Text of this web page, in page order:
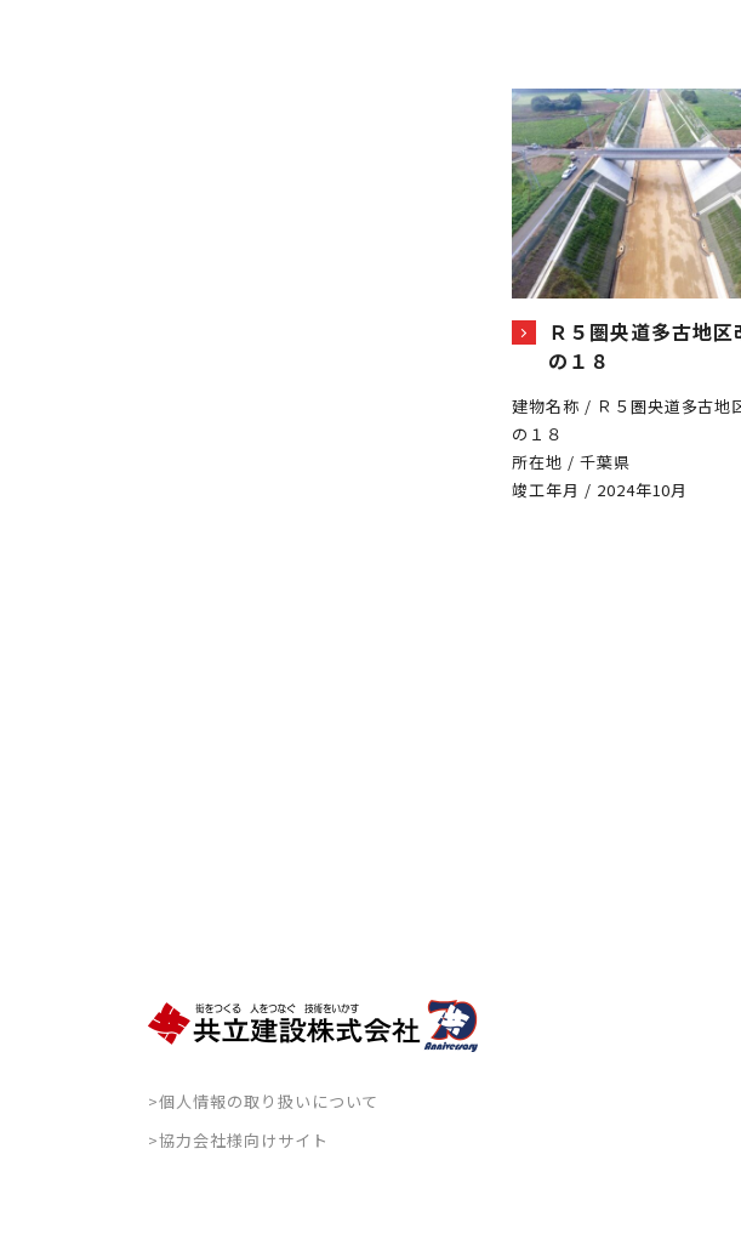
Ｒ５圏央道多古地区
の１８
建物名称 / Ｒ５圏央道多古地
の１８
所在地 / 千葉県
竣工年月 / 2024年10月
>個人情報の取り扱いについて
>協力会社様向けサイト